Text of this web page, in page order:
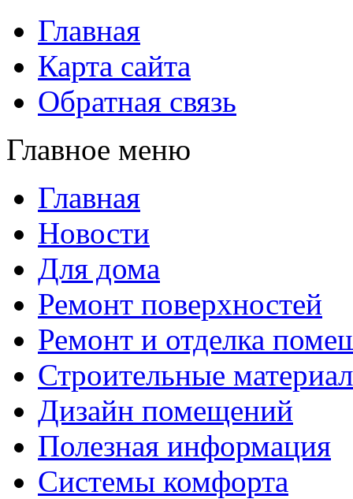
Главная
Карта сайта
Обратная связь
Главное меню
Главная
Новости
Для дома
Ремонт поверхностей
Ремонт и отделка
Строительные
Дизайн помещений
Полезная информация
Системы комфорта